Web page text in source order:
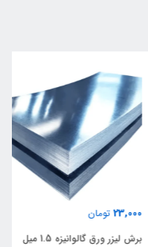
تومان
برش لیزر ورق گالوانیزه 1.5 میل